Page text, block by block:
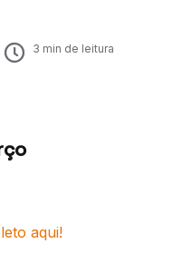
3 min de leitura
aqui!